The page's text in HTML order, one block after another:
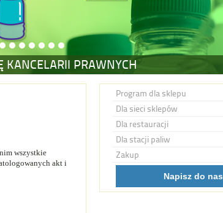
KANCELARII PRAWNYCH
wszystkie
akt i
Program dla sklepu
Dla sieci sklepów
Dla restauracji
Dla stacji paliw
Zakup
Napisz do nas